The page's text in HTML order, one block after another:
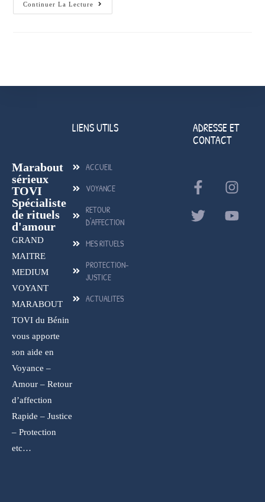
Continuer La Lecture
Marabout
sérieux
TOVI
Spécialiste
de rituels
d'amour
GRAND
MAITRE
MEDIUM
VOYANT
MARABOUT
TOVI du Bénin
vous apporte
son aide en
Voyance –
Amour – Retour
d’affection
Rapide – Justice
– Protection
etc…
LIENS UTILS
ACCUEIL
VOYANCE
RETOUR
D'AFFECTION
MES RITUELS
PROTECTION-
JUSTICE
ACTUALITES
ADRESSE ET
CONTACT